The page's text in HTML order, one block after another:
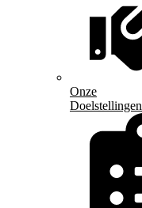
Onze
Doelstellingen